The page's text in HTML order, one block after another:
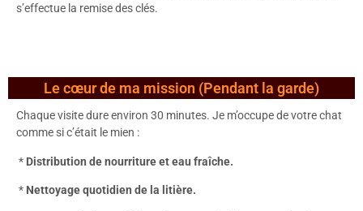
s’effectue la remise des clés.
Le cœur de ma mission (Pendant la garde)
Chaque visite dure environ 30 minutes. Je m’occupe de votre chat
comme si c’était le mien :
* Distribution de nourriture et eau fraîche.
* Nettoyage quotidien de la litière.